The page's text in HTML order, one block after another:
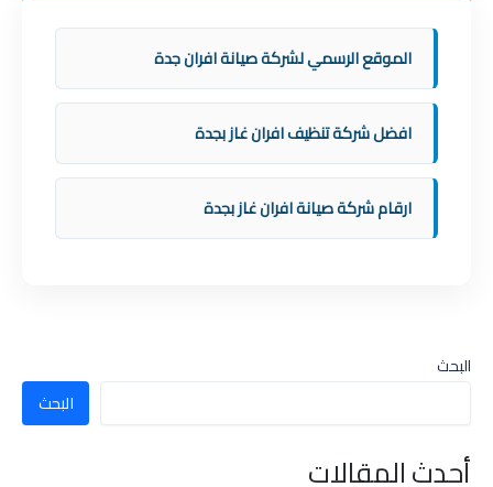
الموقع الرسمي لشركة صيانة افران جدة
افضل شركة تنظيف افران غاز بجدة
ارقام شركة صيانة افران غاز بجدة
البحث
البحث
أحدث المقالات